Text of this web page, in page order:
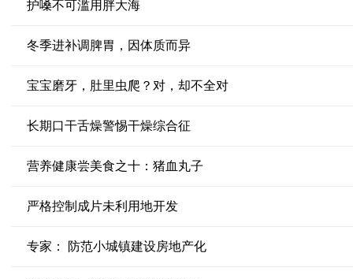
护嗓不可滥用胖大海
冬季进补调脾胃，因体质而异
宝宝磨牙，肚里虫爬？对，却不全对
长期口干舌燥警惕干燥综合征
营养健康尝美食之十：猪血丸子
严格控制成片未利用地开发
专家： 防范小城镇建设房地产化